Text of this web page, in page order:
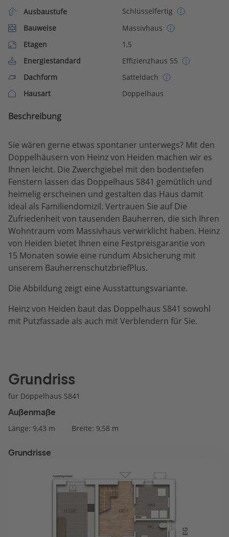
Ausbaustufe
Schlüsselfertig
Bauweise
Massivhaus
Etagen
1,5
Energiestandard
Effizienzhaus 55
Dachform
Satteldach
Hausart
Doppelhaus
Beschreibung
Sie wären gerne etwas spontaner unterwegs? Mit den
Doppelhäusern von Heinz von Heiden machen wir es
Ihnen leicht. Die Zwerchgiebel mit den bodentiefen
Fenstern lassen das Doppelhaus S841 gemütlich und
heimelig erscheinen und gestalten das Haus damit
ideal als Familiendomizil. Vertrauen Sie auf Die
Zufriedenheit von tausenden Bauherren, die sich Ihren
Wohntraum vom Massivhaus verwirklicht haben. Heinz
von Heiden bietet Ihnen eine Festpreisgarantie von
15 Monaten sowie eine rundum Absicherung mit
unserem BauherrenschutzbriefPlus.
Die Abbildung zeigt eine Ausstattungsvariante.
Heinz von Heiden baut das Doppelhaus S841 sowohl
mit Putzfassade als auch mit Verblendern für Sie.
Grundriss
für Doppelhaus S841
Außenmaße
Länge: 9,43 m Breite: 9,58 m
Grundrisse